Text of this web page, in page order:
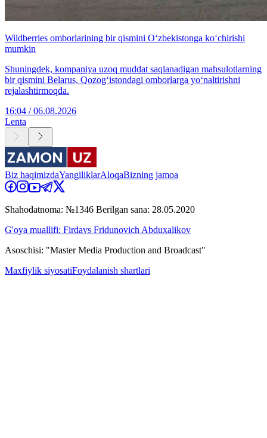
Wildberries omborlarining bir qismini O‘zbekistonga ko‘chirishi
mumkin
Shuningdek, kompaniya uzoq muddat saqlanadigan mahsulotlarning
bir qismini Belarus, Qozog‘istondagi omborlarga yo‘naltirishni
rejalashtirmoqda.
16:04 / 06.08.2026
Lenta
Biz haqimizdaYangiliklarAloqaBizning jamoa
Shahodatnoma: №1346 Berilgan sana: 28.05.2020
G'oya muallifi: Firdavs Fridunovich Abduxalikov
Asoschisi: "Master Media Production and Broadcast"
Maxfiylik siyosatiFoydalanish shartlari